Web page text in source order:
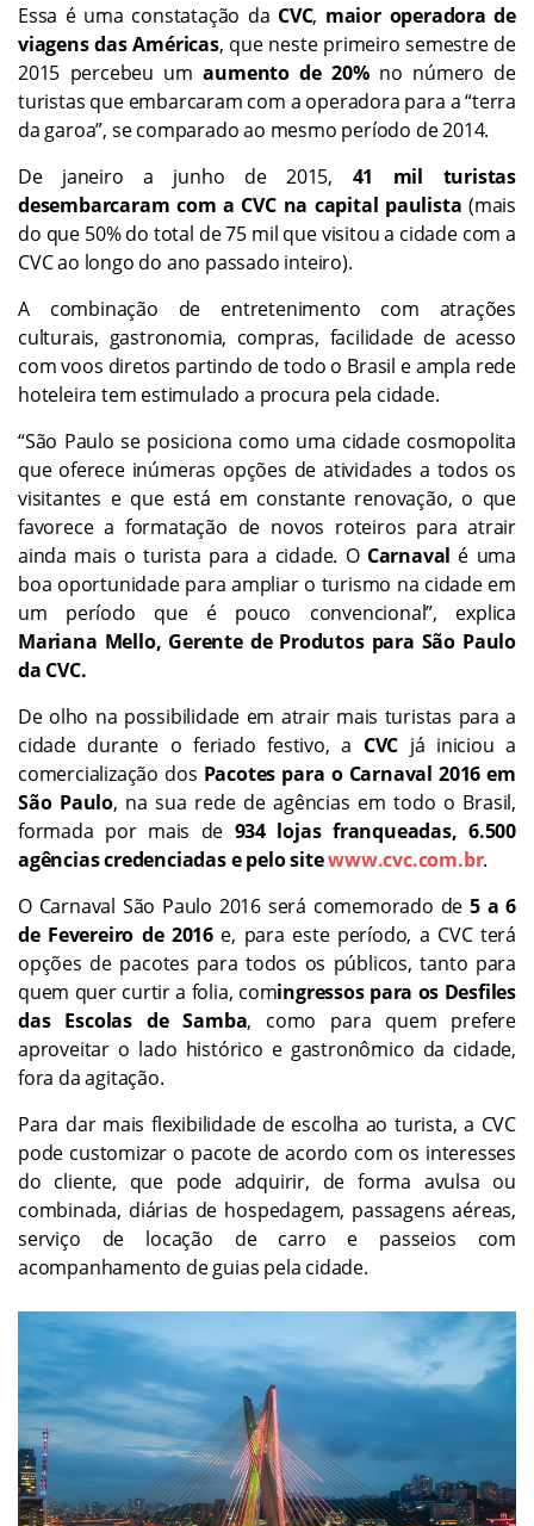
Essa é uma constatação da CVC, maior operadora de
viagens das Américas, que neste primeiro semestre de
2015 percebeu umaumento de 20%no número de
turistas que embarcaram com a operadora para a “terra
da garoa”, se comparado ao mesmo período de 2014.
De janeiro a junho de 2015, 41 mil turistas
desembarcaram com a CVC na capital paulista (mais
do que 50% do total de 75 mil que visitou a cidade com a
CVC ao longo do ano passado inteiro).
A combinação de entretenimento com atrações
culturais, gastronomia, compras, facilidade de acesso
com voos diretos partindo de todo o Brasil e ampla rede
hoteleira tem estimulado a procura pela cidade.
“São Paulo se posiciona como uma cidade cosmopolita
que oferece inúmeras opções de atividades a todos os
visitantes e que está em constante renovação, o que
favorece a formatação de novos roteiros para atrair
ainda mais o turista para a cidade. O Carnaval é uma
boa oportunidade para ampliar o turismo na cidade em
um período que é pouco convencional”, explica
Mariana Mello, Gerente de Produtos para São Paulo
da CVC.
De olho na possibilidade em atrair mais turistas para a
cidade durante o feriado festivo, a CVC já iniciou a
comercialização dos Pacotes para o Carnaval 2016 em
São Paulo, na sua rede de agências em todo o Brasil,
formada por mais de 934 lojas franqueadas, 6.500
agências credenciadas e pelo sitewww.cvc.com.br.
O Carnaval São Paulo 2016 será comemorado de 5 a 6
de Fevereiro de 2016e, para este período, a CVC terá
opções de pacotes para todos os públicos, tanto para
quem quer curtir a folia, comingressos para os Desfiles
das Escolas de Samba, como para quem prefere
aproveitar o lado histórico e gastronômico da cidade,
fora da agitação.
Para dar mais flexibilidade de escolha ao turista, a CVC
pode customizar o pacote de acordo com os interesses
do cliente, que pode adquirir, de forma avulsa ou
combinada, diárias de hospedagem, passagens aéreas,
serviço de locação de carro e passeios com
acompanhamento de guias pela cidade.